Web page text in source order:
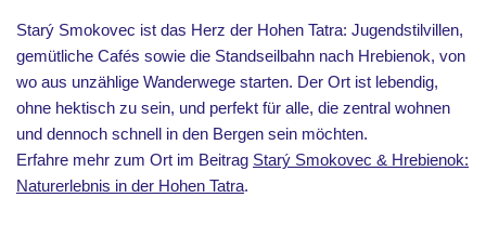
Starý Smokovec ist das Herz der Hohen Tatra: Jugendstilvillen,
gemütliche Cafés sowie die Standseilbahn nach Hrebienok, von
wo aus unzählige Wanderwege starten. Der Ort ist lebendig,
ohne hektisch zu sein, und perfekt für alle, die zentral wohnen
und dennoch schnell in den Bergen sein möchten.
Erfahre mehr zum Ort im Beitrag Starý Smokovec & Hrebienok:
Naturerlebnis in der Hohen Tatra.